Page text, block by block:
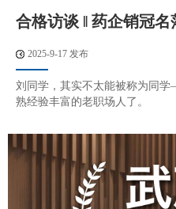
合格访谈 ‖ 药企销冠
2025-9-17 发布
刘同学，其实不太能被称为同
熟经验丰富的老职场人了。